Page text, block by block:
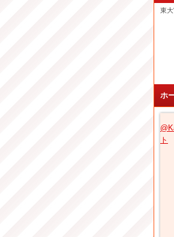
東
ホ
ト